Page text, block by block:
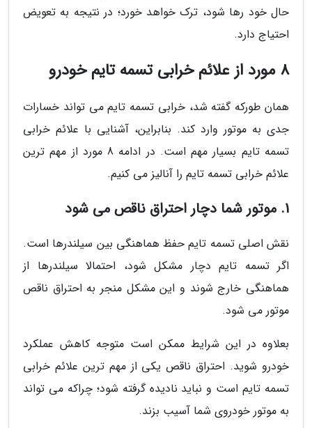
حال خود رها شود، ترک خواهد خورد؛ در نتیجه به تعویض
احتیاج دارد.
8 مورد از علائم خرابی تسمه تایم خودرو
همان طورکه گفته شد، خرابی تسمه تایم می تواند خسارات
جدی به موتور وارد کند. بنابراین، آشنایی با علائم خرابی
تسمه تایم بسیار مهم است. در ادامه 8 مورد از مهم ترین
علائم خرابی تسمه تایم را آنالیز می کنیم.
1. موتور شما دچار احتراق ناقص می شود
نقش اصلی تسمه تایم حفظ هماهنگی بین سیلندرها است.
اگر تسمه تایم دچار مشکل شود، احتمالا سیلندرها از
هماهنگی خارج شوند و این مشکل منجر به احتراق ناقص
موتور می شود.
بعلاوه در این شرایط ممکن است متوجه کاهش عملکرد
خودرو شوید. احتراق ناقص یکی از مهم ترین علائم خرابی
تسمه تایم است و نباید نادیده گرفته شود؛ چراکه می تواند
به موتور خودروی شما آسیب بزند.